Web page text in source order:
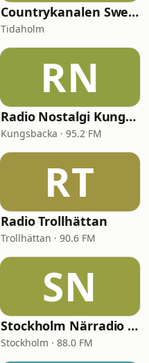
Countrykanalen Sweden
Tidaholm
RN
Radio Nostalgi Kungsbacka
Kungsbacka · 95.2 FM
RT
Radio Trollhättan
Trollhättan · 90.6 FM
SN
Stockholm Närradio 88.0
Stockholm · 88.0 FM